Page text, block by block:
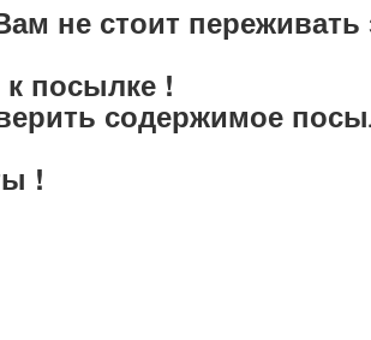
не стоит переживать
посылке !
содержимое
!